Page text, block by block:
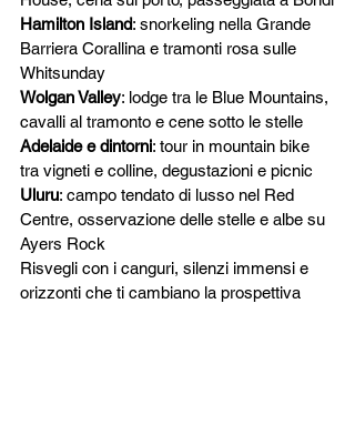
Hamilton Island: snorkeling nella Grande
Barriera Corallina e tramonti rosa sulle
Whitsunday
Wolgan Valley: lodge tra le Blue Mountains,
cavalli al tramonto e cene sotto le stelle
Adelaide e dintorni: tour in mountain bike
tra vigneti e colline, degustazioni e picnic
Uluru: campo tendato di lusso nel Red
Centre, osservazione delle stelle e albe su
Ayers Rock
Risvegli con i canguri, silenzi immensi e
orizzonti che ti cambiano la prospettiva